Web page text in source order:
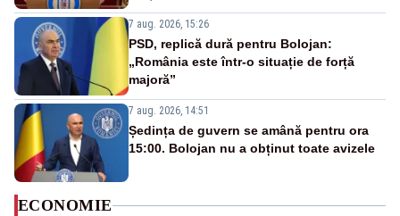
7 aug. 2026, 15:26
PSD, replică dură pentru Bolojan:
„România este într-o situație de forță
majoră”
7 aug. 2026, 14:51
Ședința de guvern se amână pentru ora
15:00. Bolojan nu a obținut toate avizele
ECONOMIE